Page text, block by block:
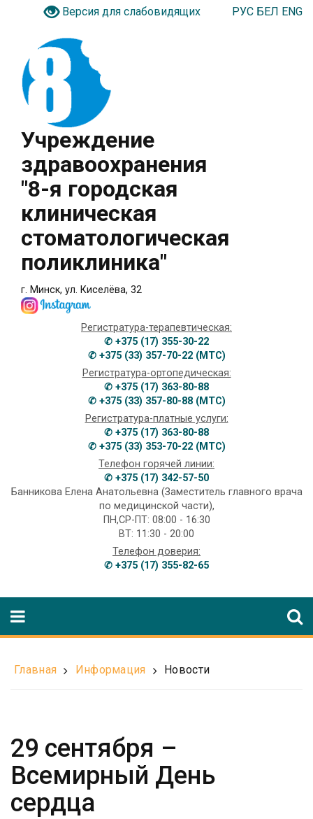
Версия для слабовидящих РУС БЕЛ ENG
Учреждение
здравоохранения
"8-я городская
клиническая
стоматологическая
поликлиника"
г. Минск, ул. Киселёва, 32
Регистратура-терапевтическая:
✆ +375 (17) 355-30-22
✆ +375 (33) 357-70-22 (МТС)
Регистратура-ортопедическая:
✆ +375 (17) 363-80-88
✆ +375 (33) 357-80-88 (МТС)
Регистратура-платные услуги:
✆ +375 (17) 363-80-88
✆ +375 (33) 353-70-22 (МТС)
Телефон горячей линии:
✆ +375 (17) 342-57-50
Банникова Елена Анатольевна (Заместитель главного врача
по медицинской части),
ПН,СР-ПТ: 08:00 - 16:30
ВТ: 11:30 - 20:00
Телефон доверия:
✆ +375 (17) 355-82-65
Главная Информация Новости
29 сентября –
Всемирный День
сердца